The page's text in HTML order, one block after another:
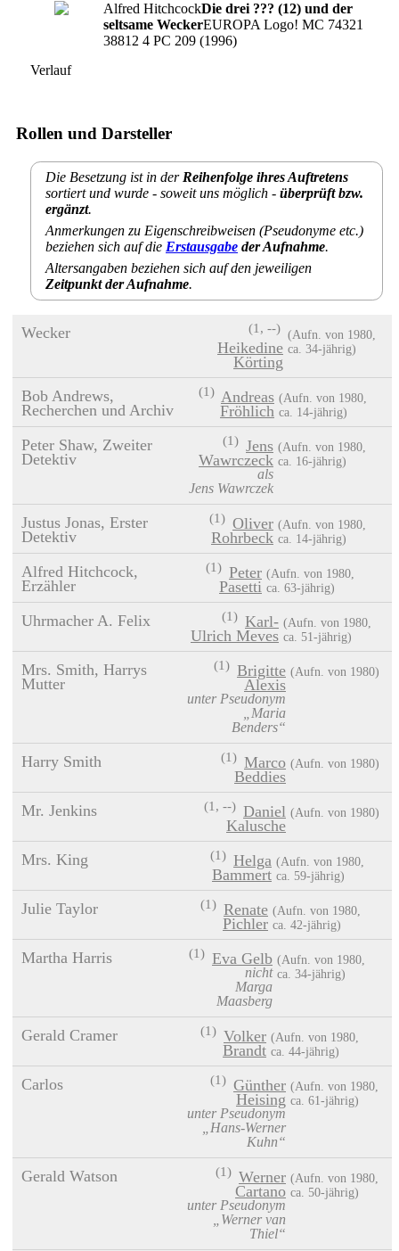
Alfred HitchcockDie drei ??? (12) und der
seltsame WeckerEUROPA Logo! MC 74321
38812 4 PC 209 (1996)
Verlauf
Rollen und Darsteller
Die Besetzung ist in der Reihenfolge ihres Auftretens
sortiert und wurde - soweit uns möglich - überprüft bzw.
ergänzt.
Anmerkungen zu Eigenschreibweisen (Pseudonyme etc.)
beziehen sich auf die Erstausgabe der Aufnahme.
Altersangaben beziehen sich auf den jeweiligen
Zeitpunkt der Aufnahme.
Wecker (1, --)
Heikedine
Körting
( 1980,
ca. 34‑jährig)
Bob Andrews,
Recherchen und Archiv
(1) Andreas
Fröhlich
( 1980,
ca. 14‑jährig)
Peter Shaw, Zweiter
Detektiv
(1) Jens
Wawrczeck
als
Jens Wawrczek
( 1980,
ca. 16‑jährig)
Justus Jonas, Erster
Detektiv
(1) Oliver
Rohrbeck
( 1980,
ca. 14‑jährig)
Alfred Hitchcock,
Erzähler
(1) Peter
Pasetti
( 1980,
ca. 63‑jährig)
Uhrmacher A. Felix (1) Karl-
Ulrich Meves
( 1980,
ca. 51‑jährig)
Mrs. Smith, Harrys
Mutter
(1) Brigitte
Alexis
unter Pseudonym
„Maria
Benders“
( 1980)
Harry Smith (1) Marco
Beddies
( 1980)
Mr. Jenkins (1, --) Daniel
Kalusche
( 1980)
Mrs. King (1) Helga
Bammert
( 1980,
ca. 59‑jährig)
Julie Taylor (1) Renate
Pichler
( 1980,
ca. 42‑jährig)
Martha Harris (1) Eva Gelb
nicht
Marga
Maasberg
( 1980,
ca. 34‑jährig)
Gerald Cramer (1) Volker
Brandt
( 1980,
ca. 44‑jährig)
Carlos (1) Günther
Heising
unter Pseudonym
„Hans-Werner
Kuhn“
( 1980,
ca. 61‑jährig)
Gerald Watson (1) Werner
Cartano
unter Pseudonym
„Werner van
Thiel“
( 1980,
ca. 50‑jährig)